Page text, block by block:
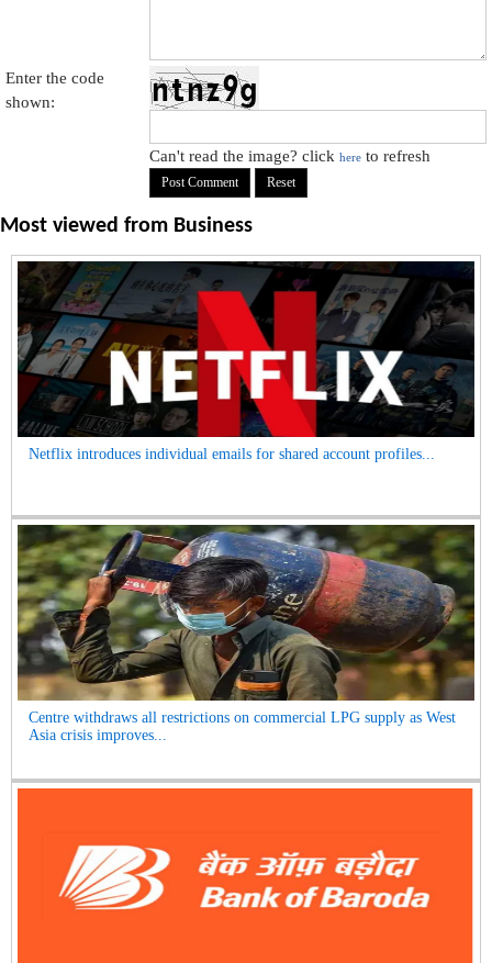
Enter the code
shown:
Can't read the image? clickhere to refresh
Most viewed from Business
Netflix introduces individual emails for shared account profiles...
Centre withdraws all restrictions on commercial LPG supply as West
Asia crisis improves...